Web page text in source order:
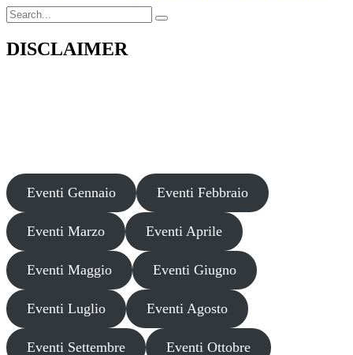
Search
for:
DISCLAIMER
Eventi Gennaio Eventi Febbraio
Eventi Marzo Eventi Aprile
Eventi Maggio Eventi Giugno
Eventi Luglio Eventi Agosto
Eventi Settembre Eventi Ottobre